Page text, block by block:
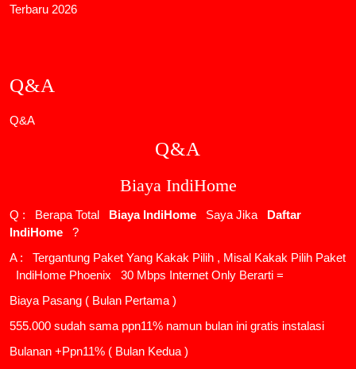
Terbaru 2026
Q&A
Q&A
Q&A
Biaya IndiHome
Q : Berapa Total Biaya IndiHome Saya Jika
Daftar
IndiHome
?
A : Tergantung Paket Yang Kakak Pilih , Misal Kakak Pilih Paket
IndiHome Phoenix
30 Mbps Internet Only Berarti =
Biaya Pasang ( Bulan Pertama )
555.000 sudah sama ppn11% namun bulan ini gratis instalasi
Bulanan +Ppn11% ( Bulan Kedua )